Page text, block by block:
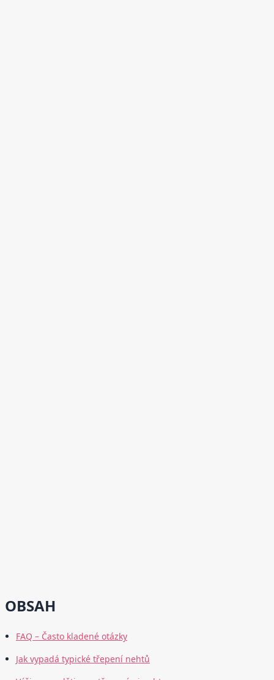
OBSAH
FAQ – Často kladené otázky
Jak vypadá typické třepení nehtů